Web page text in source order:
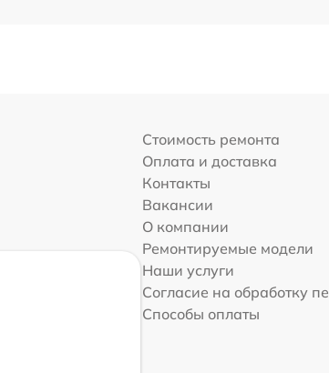
Стоимость ремонта
Оплата и доставка
Контакты
Вакансии
О компании
Ремонтируемые модели
Наши услуги
Согласие на обработку
Способы оплаты